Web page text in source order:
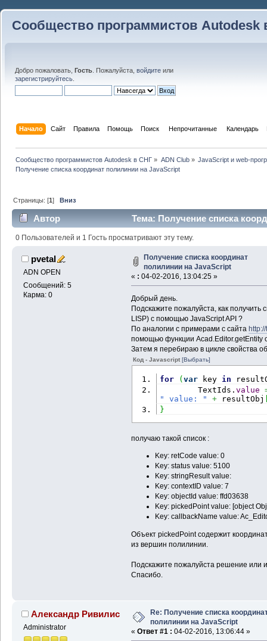
Сообщество программистов Autodesk
Добро пожаловать, Гость . Пожалуйста, войдите или
зарегистрируйтесь
Начало Сайт Правила Помощь Поиск Непрочитанные Календарь
Сообщество программистов Autodesk в СНГ » ADN Club» JavaScript и web-
Получение списка координат полилинии на JavaScript
Страницы: [1]Вниз
Автор
Тема: Получение списка
(Прочитано 48213 раз)
0 Пользователей и 1 Гость просматривают эту тему.
pvetal
ADN OPEN
Сообщений: 5
Карма: 0
Получение списка координат
полилинии на JavaScript
« : 04-02-2016, 13:04:25 »
Добрый день.
Подскажите пожалуйста, как получить
LISP) c помощью JavaScript API ?
По аналогии с примерами с сайта
помощью функции Acad.Editor.getEntity
Затем я перебираю в цикле свойства
Код - Javascript [Выбрать]
for (var key in
TextIds.value
" value: "
+ resultObj
}
получаю такой список :
Key: retCode value: 0
Key: status value: 5100
Key: stringResult value:
Key: contextID value: 7
Key: objectId value: ffd03638
Key: pickedPoint value: [object
Key: callbackName value:
Объект pickedPoint содержит
из вершин полилинии.
Подскажите пожалуйста решение или
Спасибо.
Александр Ривилис
Administrator
Re: Получение списка
полилинии на JavaScript
« Ответ #1 : 04-02-2016, 13:06:44 »